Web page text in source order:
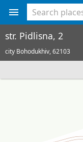
str. Pidlisna, 2
city Bohodukhiv,62103
<%